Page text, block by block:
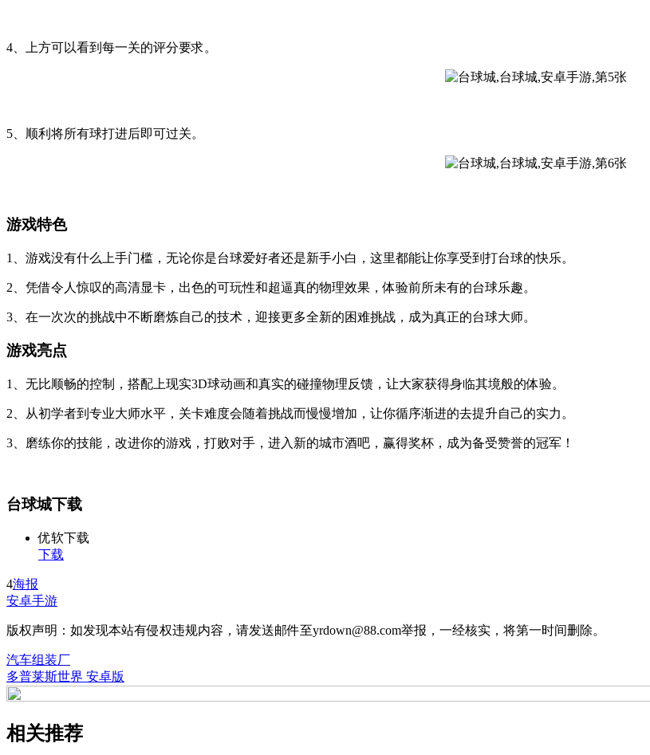
4、上方可以看到每一关的评分要求。
5、顺利将所有球打进后即可过关。
游戏特色
1、游戏没有什么上手门槛，无论你是台球爱好者还是新手小白，这里都能让你享受到打台球的快乐。
2、凭借令人惊叹的高清显卡，出色的可玩性和超逼真的物理效果，体验前所未有的台球乐趣。
3、在一次次的挑战中不断磨炼自己的技术，迎接更多全新的困难挑战，成为真正的台球大师。
游戏亮点
1、无比顺畅的控制，搭配上现实3D球动画和真实的碰撞物理反馈，让大家获得身临其境般的体验。
2、从初学者到专业大师水平，关卡难度会随着挑战而慢慢增加，让你循序渐进的去提升自己的实力。
3、磨练你的技能，改进你的游戏，打败对手，进入新的城市酒吧，赢得奖杯，成为备受赞誉的冠军！
台球城下载
优软下载
下载
4海报
安卓手游
版权声明：如发现本站有侵权违规内容，请发送邮件至yrdown@88.com举报，一经核实，将第一时间删除。
汽车组装厂
多普莱斯世界 安卓版
相关推荐